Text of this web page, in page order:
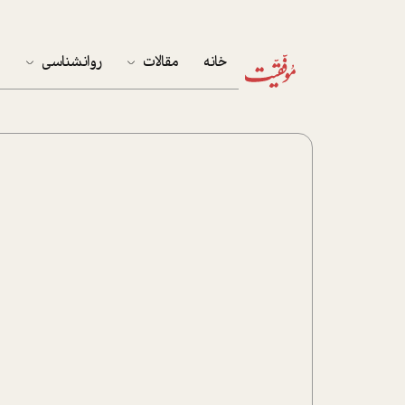
خانه مقالات روانشناسی